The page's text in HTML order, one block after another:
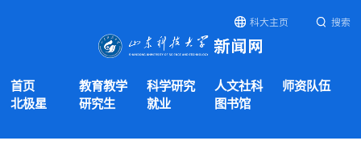
科大主页 搜索
首页 教育教学 科学研究 人文社科
师资队伍
北极星
研究生 就业 图书馆